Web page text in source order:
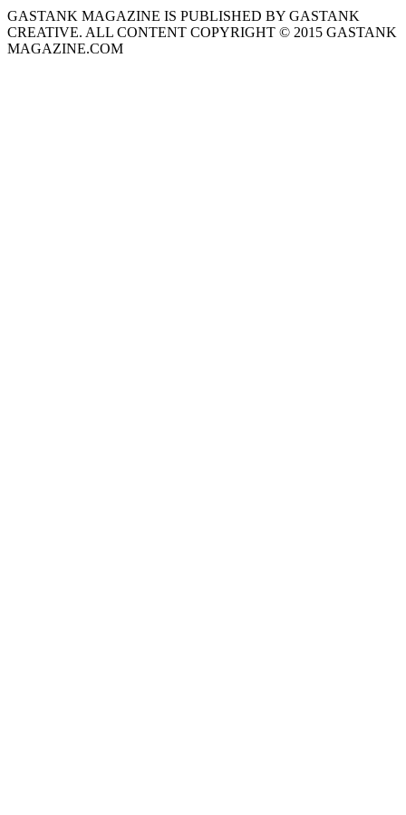
GASTANK MAGAZINE IS PUBLISHED BY GASTANK
CREATIVE. ALL CONTENT COPYRIGHT © 2015 GASTANK
MAGAZINE.COM